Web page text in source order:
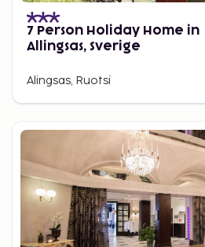
7 Person Holiday Home in
Allingsas, Sverige
Alingsas, Ruotsi